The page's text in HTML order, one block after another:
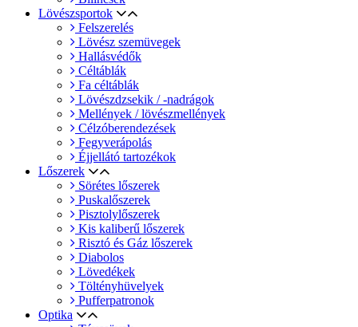
Lövészsportok
Felszerelés
Lövész szemüvegek
Hallásvédők
Céltáblák
Fa céltáblák
Lövészdzsekik / -nadrágok
Mellények / lövészmellények
Célzóberendezések
Fegyverápolás
Éjjellátó tartozékok
Lőszerek
Sörétes lőszerek
Puskalőszerek
Pisztolylőszerek
Kis kaliberű lőszerek
Risztó és Gáz lőszerek
Diabolos
Lövedékek
Töltényhüvelyek
Pufferpatronok
Optika